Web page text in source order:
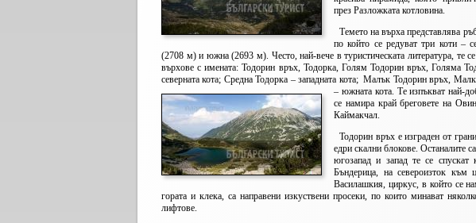
през Разложката котловина.
Темето на върха представлява
по който се редуват три коти –
(2708 м) и южна (2693 м). Често, най-вече в туристическата литература, те се
върхове с имената: Тодорин връх, Тодорка, Голям Тодорин връх, Голяма
северната кота; Средна Тодорка – западната кота; Малък Тодорин връх,
– южната кота. Те изпъкват най-
се намира край бреговете на
Каймакчал.
Тодорин връх е изграден от
едри скални блокове. Останалите
югозапад и запад те се
Бъндерица, на североизток към
Василашкия, циркус, в който се
гората и клека, са направени изкуствени просеки, по които минават
лифтове.